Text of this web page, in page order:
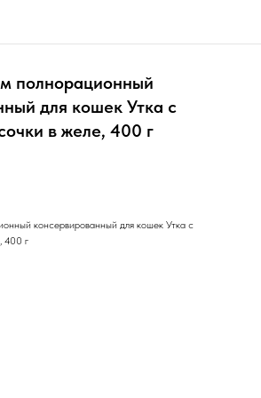
полнорационный
для кошек Утка с
в желе, 400 г
консервированный для кошек Утка с
400 г